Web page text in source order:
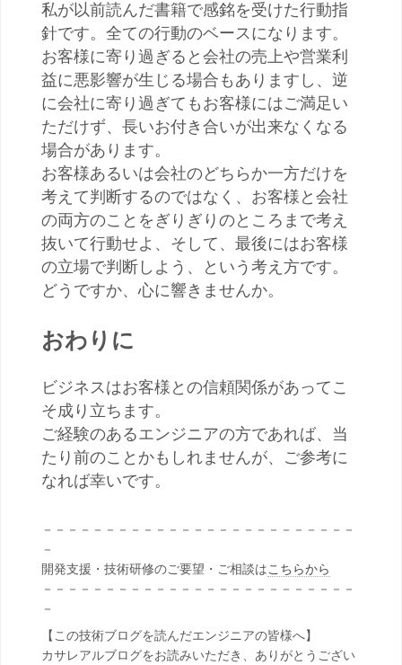
私が以前読んだ書籍で感銘を受けた行動指
針です。全ての行動のベースになります。
お客様に寄り過ぎると会社の売上や営業利
益に悪影響が生じる場合もありますし、逆
に会社に寄り過ぎてもお客様にはご満足い
ただけず、長いお付き合いが出来なくなる
場合があります。
お客様あるいは会社のどちらか一方だけを
考えて判断するのではなく、お客様と会社
の両方のことをぎりぎりのところまで考え
抜いて行動せよ、そして、最後にはお客様
の立場で判断しよう、という考え方です。
どうですか、心に響きませんか。
おわりに
ビジネスはお客様との信頼関係があってこ
そ成り立ちます。
ご経験のあるエンジニアの方であれば、当
たり前のことかもしれませんが、ご参考に
なれば幸いです。
－－－－－－－－－－－－－－－－－－－－－－－－－
－
開発支援・技術研修のご要望・ご相談はこちらから
－－－－－－－－－－－－－－－－－－－－－－－－－
－
【この技術ブログを読んだエンジニアの皆様へ】
カサレアルブログをお読みいただき、ありがとうござい